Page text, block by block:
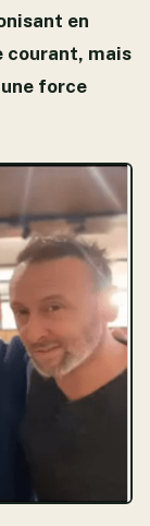
en
courant, mais
force